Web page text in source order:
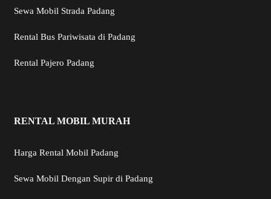
Sewa Mobil Strada Padang
Rental Bus Pariwisata di Padang
Rental Pajero Padang
RENTAL MOBIL MURAH
Harga Rental Mobil Padang
Sewa Mobil Dengan Supir di Padang